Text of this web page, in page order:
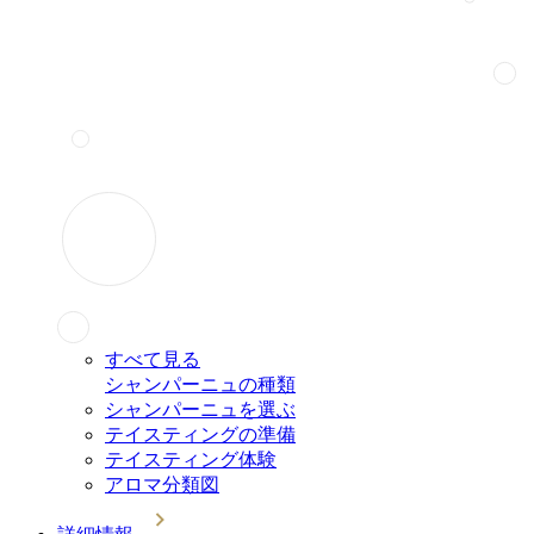
すべて見る
シャンパーニュの種類
シャンパーニュを選ぶ
テイスティングの準備
テイスティング体験
アロマ分類図